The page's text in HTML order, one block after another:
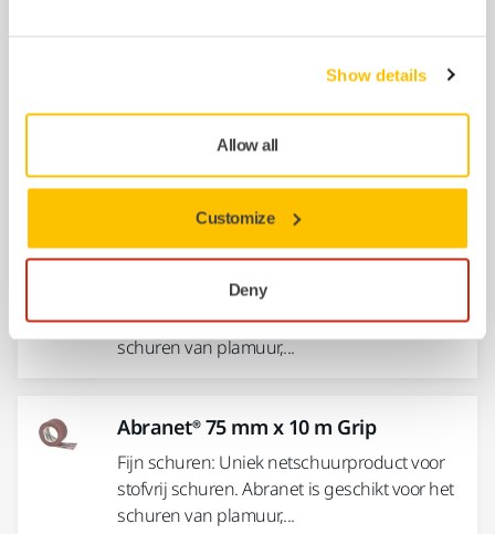
Show details
Allow all
Customize
Deny
Abranet® 93 mm x 10 m Grip
voor stofvrij schuren. Multifunctioneel
Abranet is geschikt voor het schuren van...
Abranet® Ø 77 mm Grip
Fijn schuren: Uniek netschuurproduct voor
stofvrij schuren. Abranet is geschikt voor het
schuren van plamuur,...
Abranet® 75 mm x 10 m Grip
Fijn schuren: Uniek netschuurproduct voor
stofvrij schuren. Abranet is geschikt voor het
schuren van plamuur,...